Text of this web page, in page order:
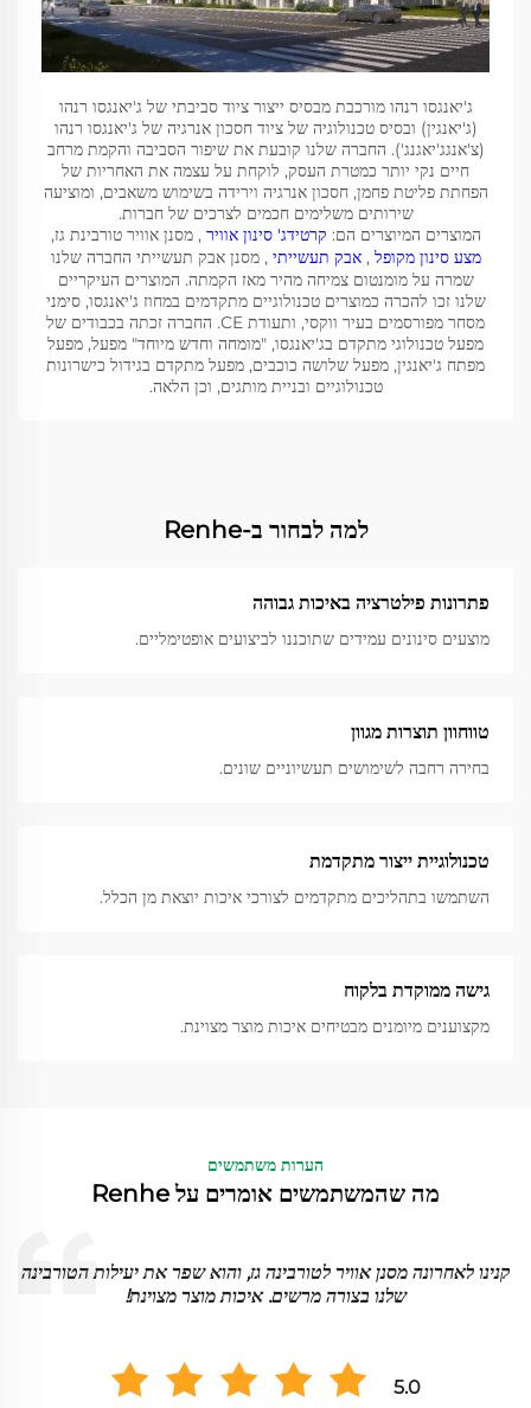
ג'יאנגסו רנהו מורכבת מבסיס ייצור ציוד סביבתי של ג'יאנגסו רנהו
(ג'יאנגין) ובסיס טכנולוגיה של ציוד חסכון אנרגיה של ג'יאנגסו רנהו
(צ'אנגג'יאגנג'). החברה שלנו קובעת את שיפור הסביבה והקמת מרחב
חיים נקי יותר כמטרת העסק, לוקחת על עצמה את האחריות של
הפחתת פליטת פחמן, חסכון אנרגיה וירידה בשימוש משאבים, ומוציעה
שירותים משלימים חכמים לצרכים של חברות.
המוצרים המיוצרים הם: קרטידג' סינון אוויר, מסנן אוויר טורבינת גז,
מצע סינון מקופל,אבק תעשייתי, מסנן אבק תעשייתי החברה שלנו
שמרה על מומנטום צמיחה מהיר מאז הקמתה. המוצרים העיקריים
שלנו זכו להכרה כמוצרים טכנולוגיים מתקדמים במחוז ג'יאנגסו, סימני
מסחר מפורסמים בעיר ווקסי, ותעודת CE. החברה זכתה בכבודים של
מפעל טכנולוגי מתקדם בג'יאנגסו, "מומחה וחדש מיוחד" מפעל, מפעל
מפתח ג'יאנגין, מפעל שלושה כוכבים, מפעל מתקדם בגידול כישרונות
טכנולוגיים ובניית מותגים, וכן הלאה.
למה לבחור ב-Renhe
פתרונות פילטרציה באיכות גבוהה
מוצעים סינונים עמידים שתוכננו לביצועים אופטימליים.
טווחוון תוצרות מגוון
בחירה רחבה לשימושים תעשיוניים שונים.
טכנולוגיית ייצור מתקדמת
השתמשו בתהליכים מתקדמים לצורכי איכות יוצאת מן הכלל.
גישה ממוקדת בלקוח
מקצוענים מיומנים מבטיחים איכות מוצר מצוינת.
הערות משתמשים
מה שהמשתמשים אומרים על Renhe
קנינו לאחרונה מסנן אוויר לטורבינה גז, והוא שפר את יעילות הטורבינה
שלנו בצורה מרשים. איכות מוצר מצוינת!
5.0